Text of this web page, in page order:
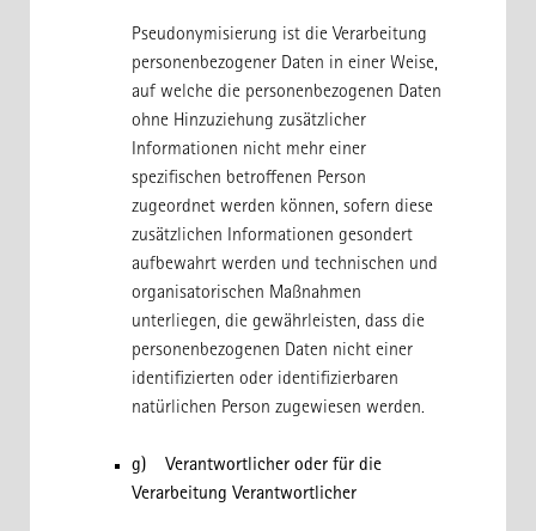
Pseudonymisierung ist die Verarbeitung
personenbezogener Daten in einer Weise,
auf welche die personenbezogenen Daten
ohne Hinzuziehung zusätzlicher
Informationen nicht mehr einer
spezifischen betroffenen Person
zugeordnet werden können, sofern diese
zusätzlichen Informationen gesondert
aufbewahrt werden und technischen und
organisatorischen Maßnahmen
unterliegen, die gewährleisten, dass die
personenbezogenen Daten nicht einer
identifizierten oder identifizierbaren
natürlichen Person zugewiesen werden.
g) Verantwortlicher oder für die
Verarbeitung Verantwortlicher